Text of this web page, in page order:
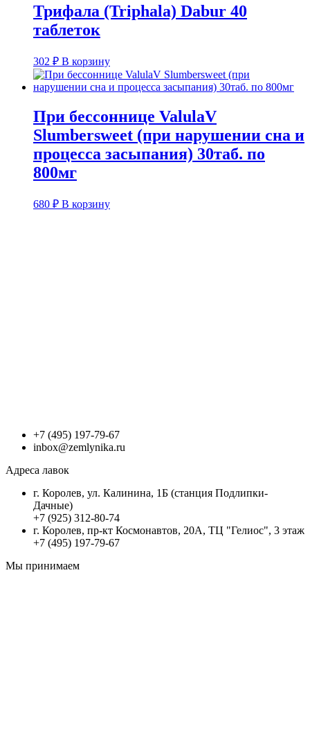
Трифала (Triphala) Dabur 40
таблеток
302 ₽ В корзину
При бессоннице ValulaV
Slumbersweet (при нарушении сна и
процесса засыпания) 30таб. по
800мг
680 ₽ В корзину
+7 (495) 197-79-67
inbox@zemlynika.ru
Адреса лавок
г. Королев, ул. Калинина, 1Б (станция Подлипки-
Дачные)
+7 (925) 312-80-74
г. Королев, пр-кт Космонавтов, 20А, ТЦ "Гелиос", 3 этаж
+7 (495) 197-79-67
Мы принимаем